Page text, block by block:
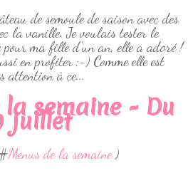
de semoule de saison avec des
la vanille. Je voulais tester le
pour ma fille d'un an, elle a adoré !
en profiter ;-) Comme elle est
attention à ce...
la semaine - Du
juillet
Menus de la semaine)